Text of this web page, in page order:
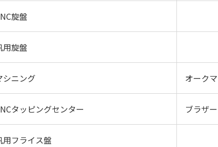
旋盤
用旋盤
シニング オークマ
タッピングセンター ブラザー
用フライス盤